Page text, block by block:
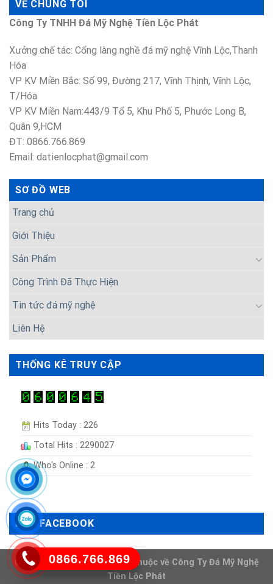
0866.766.869
VỀ CHÚNG TÔI
Công Ty TNHH Đá Mỹ Nghệ Tiền Lộc Phát
Xưởng chế tác: Cổng làng nghề đá mỹ nghệ Vĩnh Lộc,Thanh
Hóa
VP KV Miền Bắc: Số 99, Đường 217, Vĩnh Thịnh, Vĩnh Lộc,
T/Hóa
VP KV Miền Nam:443/9 Tổ 5, Khu Phố 5, Phước Long B,
Quân 9,HCM
ĐT: 0866.766.869
Email: datienlocphat@gmail.com
SƠ ĐỒ WEB
Trang chủ
Giới Thiệu
Sản Phẩm
Công Trình Đã Thực Hiện
Tin tức đá mỹ nghệ
Liên Hệ
THỐNG KÊ TRUY CẬP
Hits Today : 226
Total Hits : 2290027
Who's Online : 2
LIKE FACEBOOK
Copyright 2026 ©Bản quyền thuộc về Công Ty Đá Mỹ Nghệ
Tiền Lộc Phát